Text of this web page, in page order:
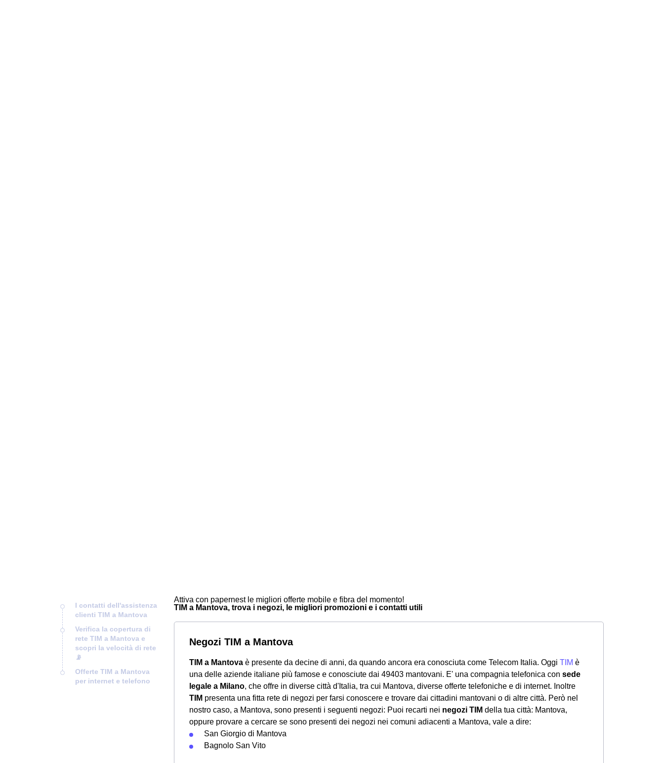
I contatti dell'assistenza
clienti TIM a Mantova
Verifica la copertura di
rete TIM a Mantova e
scopri la velocità di rete
📡
Offerte TIM a Mantova
per internet e telefono
Attiva con papernest le migliori offerte mobile e fibra del momento!
TIM a Mantova, trova i negozi, le migliori promozioni e i contatti utili
Negozi TIM a Mantova
TIM a Mantova è presente da decine di anni, da quando ancora era conosciuta come Telecom Italia. Oggi TIM è
una delle aziende italiane più famose e conosciute dai 49403 mantovani. E' una compagnia telefonica con sede
legale a Milano, che offre in diverse città d'Italia, tra cui Mantova, diverse offerte telefoniche e di internet. Inoltre
TIM presenta una fitta rete di negozi per farsi conoscere e trovare dai cittadini mantovani o di altre città. Però nel
nostro caso, a Mantova, sono presenti i seguenti negozi: Puoi recarti nei negozi TIM della tua città: Mantova,
oppure provare a cercare se sono presenti dei negozi nei comuni adiacenti a Mantova, vale a dire:
San Giorgio di Mantova
Bagnolo San Vito